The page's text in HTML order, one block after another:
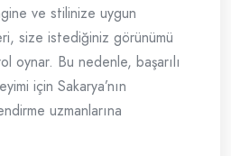
ve stilinize uygun
size istediğiniz görünümü
oynar. Bu nedenle, başarılı
için Sakarya’nın
uzmanlarına